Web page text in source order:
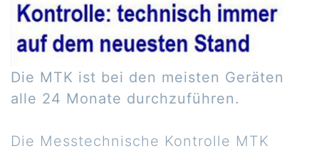
Die MTK ist bei den meisten Geräten
alle 24 Monate durchzuführen.
Die Messtechnische Kontrolle MTK